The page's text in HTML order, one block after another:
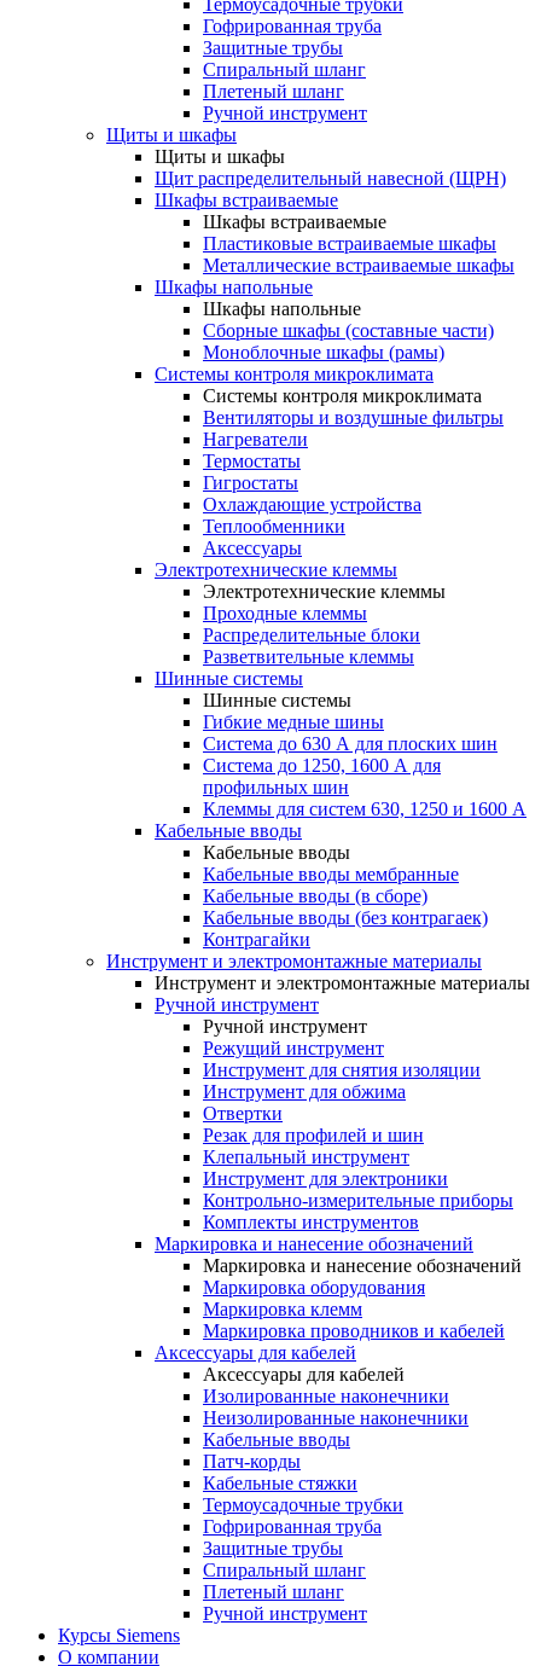
Термоусадочные трубки
Гофрированная труба
Защитные трубы
Спиральный шланг
Плетеный шланг
Ручной инструмент
Щиты и шкафы
Щиты и шкафы
Щит распределительный навесной (ЩРН)
Шкафы встраиваемые
Шкафы встраиваемые
Пластиковые встраиваемые шкафы
Металлические встраиваемые шкафы
Шкафы напольные
Шкафы напольные
Сборные шкафы (составные части)
Моноблочные шкафы (рамы)
Системы контроля микроклимата
Системы контроля микроклимата
Вентиляторы и воздушные фильтры
Нагреватели
Термостаты
Гигростаты
Охлаждающие устройства
Теплообменники
Аксессуары
Электротехнические клеммы
Электротехнические клеммы
Проходные клеммы
Распределительные блоки
Разветвительные клеммы
Шинные системы
Шинные системы
Гибкие медные шины
Система до 630 А для плоских шин
Система до 1250, 1600 А для
профильных шин
Клеммы для систем 630, 1250 и 1600 А
Кабельные вводы
Кабельные вводы
Кабельные вводы мембранные
Кабельные вводы (в сборе)
Кабельные вводы (без контрагаек)
Контрагайки
Инструмент и электромонтажные материалы
Инструмент и электромонтажные материалы
Ручной инструмент
Ручной инструмент
Режущий инструмент
Инструмент для снятия изоляции
Инструмент для обжима
Отвертки
Резак для профилей и шин
Клепальный инструмент
Инструмент для электроники
Контрольно-измерительные приборы
Комплекты инструментов
Маркировка и нанесение обозначений
Маркировка и нанесение обозначений
Маркировка оборудования
Маркировка клемм
Маркировка проводников и кабелей
Аксессуары для кабелей
Аксессуары для кабелей
Изолированные наконечники
Неизолированные наконечники
Кабельные вводы
Патч-корды
Кабельные стяжки
Термоусадочные трубки
Гофрированная труба
Защитные трубы
Спиральный шланг
Плетеный шланг
Ручной инструмент
Курсы Siemens
О компании